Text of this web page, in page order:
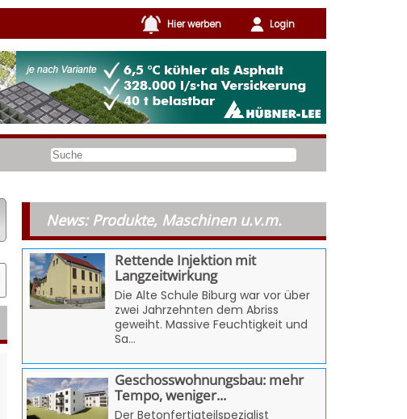
Hier werben Login
News: Produkte, Maschinen u.v.m.
Rettende Injektion mit
Langzeitwirkung
Die Alte Schule Biburg war vor über
zwei Jahrzehnten dem Abriss
geweiht. Massive Feuchtigkeit und
Sa...
Geschosswohnungsbau: mehr
Tempo, weniger...
Der Betonfertigteilspezialist